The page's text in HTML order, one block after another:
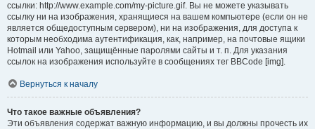
ссылки: http://www.example.com/my-picture.gif. Вы не можете указывать
ссылку ни на изображения, хранящиеся на вашем компьютере (если он не
является общедоступным сервером), ни на изображения, для доступа к
которым необходима аутентификация, как, например, на почтовые ящики
Hotmail или Yahoo, защищённые паролями сайты и т. п. Для указания
ссылок на изображения используйте в сообщениях тег BBCode [img].
Вернуться к началу
Что такое важные объявления?
Эти объявления содержат важную информацию, и вы должны прочесть их